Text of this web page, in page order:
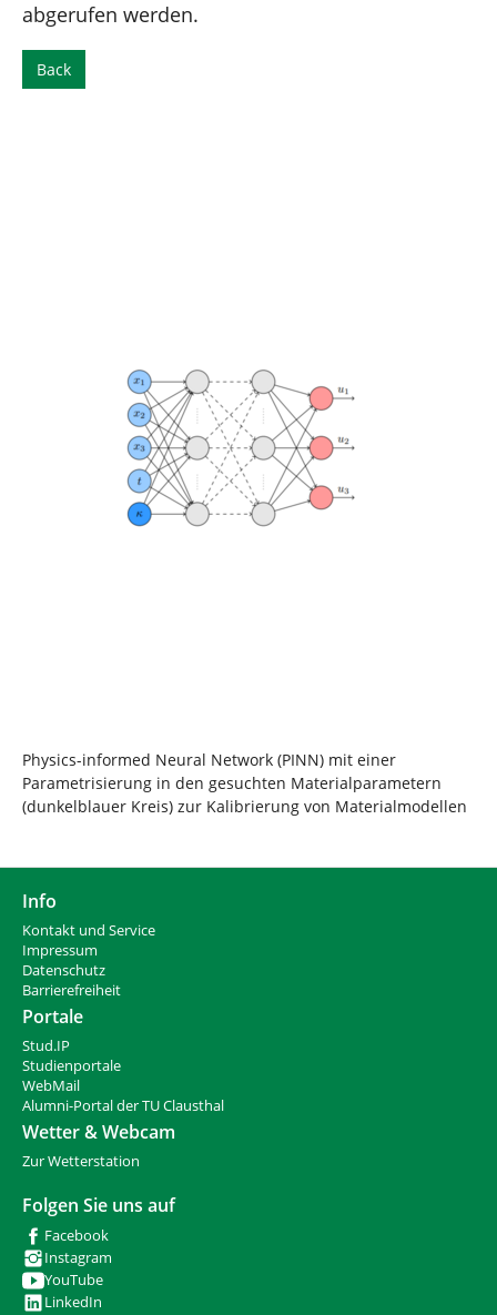
abgerufen werden.
Back
Physics-informed Neural Network (PINN) mit einer
Parametrisierung in den gesuchten Materialparametern
(dunkelblauer Kreis) zur Kalibrierung von Materialmodellen
Info
Kontakt und Service
Impressum
Datenschutz
Barrierefreiheit
Portale
Stud.IP
Studienportale
WebMail
Alumni-Portal der TU Clausthal
Wetter & Webcam
Zur Wetterstation
Folgen Sie uns auf
Facebook
Instagram
YouTube
LinkedIn